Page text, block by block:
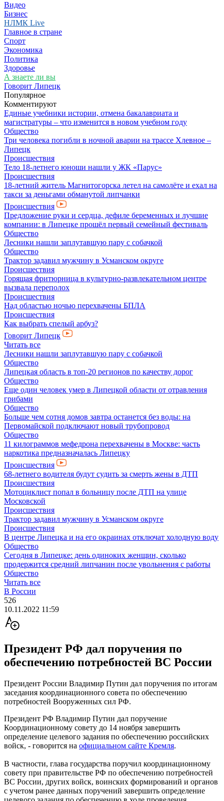
Видео
Бизнес
НЛМК Live
Главное в стране
Спорт
Экономика
Политика
Здоровье
А знаете ли вы
Говорит Липецк
Популярное
Комментируют
Единые учебники истории, отмена бакалавриата и
магистратуры – что изменится в новом учебном году
Общество
Три человека погибли в ночной аварии на трассе Хлевное –
Липецк
Происшествия
Тело 18-летнего юноши нашли у ЖК «Парус»
Происшествия
18-летний житель Магнитогорска летел на самолёте и ехал на
такси за деньгами обманутой липчанки
Происшествия
Предложение руки и сердца, дефиле беременных и лучшие
компании: в Липецке прошёл первый семейный фестиваль
Общество
Лесники нашли заплутавшую пару с собачкой
Общество
Трактор задавил мужчину в Усманском округе
Происшествия
Горящая фритюрница в культурно-развлекательном центре
вызвала переполох
Происшествия
Над областью ночью перехвачены БПЛА
Происшествия
Как выбрать спелый арбуз?
Говорит Липецк
Читать все
Лесники нашли заплутавшую пару с собачкой
Общество
Липецкая область в топ-20 регионов по качеству дорог
Общество
Еще один человек умер в Липецкой области от отравления
грибами
Общество
Больше чем сотня домов завтра останется без воды: на
Первомайской подключают новый трубопровод
Общество
11 килограммов мефедрона перехвачены в Москве: часть
наркотика предназначалась Липецку
Происшествия
68-летнего водителя будут судить за смерть жены в ДТП
Происшествия
Мотоциклист попал в больницу после ДТП на улице
Московской
Происшествия
Трактор задавил мужчину в Усманском округе
Происшествия
В центре Липецка и на его окраинах отключат холодную воду
Общество
Сегодня в Липецке: день одиноких женщин, сколько
продержится средний липчанин после увольнения с работы
Общество
Читать все
В России
526
10.11.2022 11:59
Президент РФ дал поручения по
обеспечению потребностей ВС России
Президент России Владимир Путин дал поручения по итогам
заседания координационного совета по обеспечению
потребностей Вооруженных сил РФ.
Президент РФ Владимир Путин дал поручение
Координационному совету до 14 ноября завершить
определение целевого задания по обеспечению российских
войск, - говорится на официальном сайте Кремля.
В частности, глава государства поручил координационному
совету при правительстве РФ по обеспечению потребностей
ВС России, других войск, воинских формирований и органов
с учетом ранее данных поручений завершить определение